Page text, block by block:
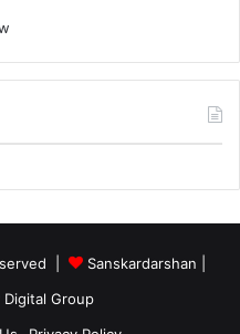
| Sanskardarshan
Digital Group